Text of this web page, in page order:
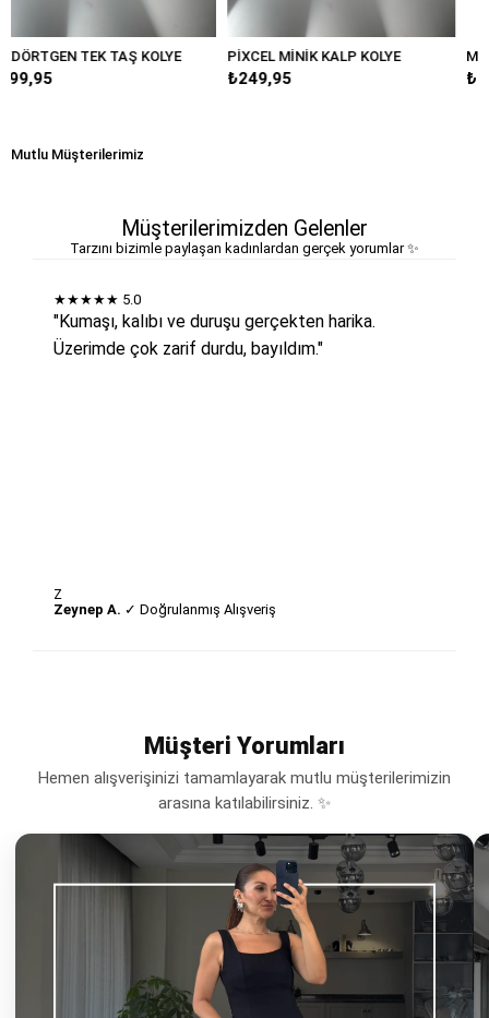
PİXCEL MİNİK KALP KOLYE MİNİMAL MOTİFLİ KALP
Mutlu Müşterilerimiz
Müşterilerimizden Gelenler
Tarzını bizimle paylaşan kadınlardan gerçek yorumlar ✨
★★★★★ 5.0
"Kumaşı, kalıbı ve duruşu gerçekten harika.
Üzerimde çok zarif durdu, bayıldım."
Z
Zeynep A. ✓ Doğrulanmış Alışveriş
Müşteri Yorumları
Hemen alışverişinizi tamamlayarak mutlu müşterilerimizin
arasına katılabilirsiniz. ✨